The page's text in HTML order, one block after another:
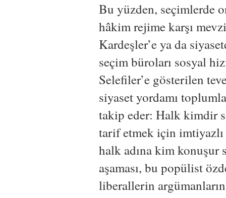
Bu yüzden, seçimlerde
hâkim rejime karşı
Kardeşler’e ya da
seçim büroları sosyal
Selefiler’e gösterilen
siyaset yordamı
takip eder: Halk kimdir
tarif etmek için imtiyazlı
halk adına kim konuşur
aşaması, bu popülist
liberallerin